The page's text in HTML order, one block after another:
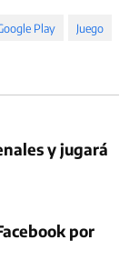
Play Juego
y jugará
por